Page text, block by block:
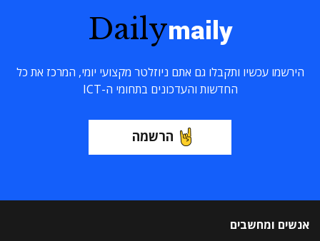
Dailymaily
הירשמו עכשיו ותקבלו גם אתם ניוזלטר מקצועי יומי, המרכז את כל
החדשות והעדכונים בתחומי ה-ICT
הרשמה
אנשים ומחשבים